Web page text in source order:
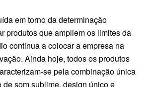
em torno da determinação
produtos que ampliem os limites da
continua a colocar a empresa na
Ainda hoje, todos os produtos
se pela combinação única
som sublime, design único e